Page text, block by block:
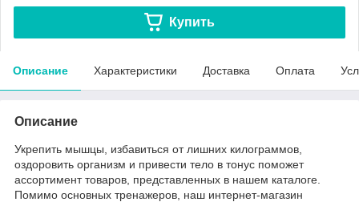
Купить
Описание Характеристики Доставка Оплата
Описание
Укрепить мышцы, избавиться от лишних килограммов,
оздоровить организм и привести тело в тонус поможет
ассортимент товаров, представленных в нашем каталоге.
Помимо основных тренажеров, наш интернет-магазин